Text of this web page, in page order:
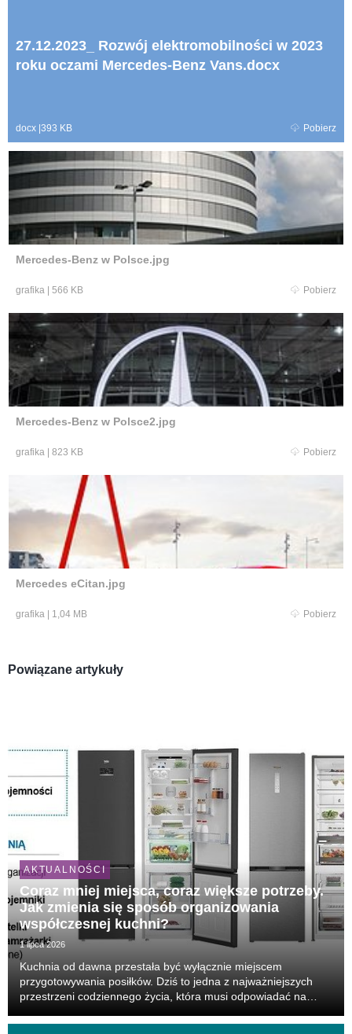
27.12.2023_ Rozwój elektromobilności w 2023
roku oczami Mercedes-Benz Vans.docx
docx 393 KB Pobierz
Mercedes-Benz w Polsce.jpg
grafika 566 KB Pobierz
Mercedes-Benz w Polsce2.jpg
grafika 823 KB Pobierz
Mercedes eCitan.jpg
grafika 1,04 MB Pobierz
Powiązane artykuły
AKTUALNOŚCI
Coraz mniej miejsca, coraz większe potrzeby.
Jak zmienia się sposób organizowania
współczesnej kuchni?
1 lipca 2026
Kuchnia od dawna przestała być wyłącznie miejscem
przygotowywania posiłków. Dziś to jedna z najważniejszych
przestrzeni codziennego życia, która musi odpowiadać na
częściej robimy większe zakupy, planujemy posiłki ...